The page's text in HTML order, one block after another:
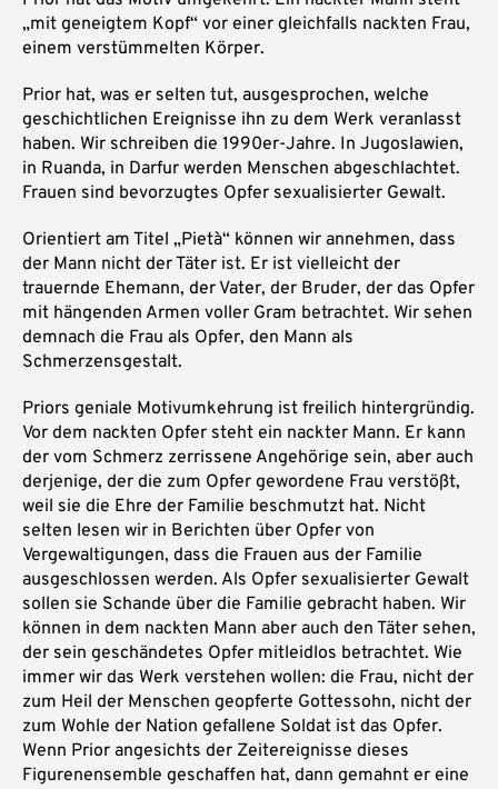
„mit geneigtem Kopf“ vor einer gleichfalls nackten Frau,
einem verstümmelten Körper.
Prior hat, was er selten tut, ausgesprochen, welche
geschichtlichen Ereignisse ihn zu dem Werk veranlasst
haben. Wir schreiben die 1990er-Jahre. In Jugoslawien,
in Ruanda, in Darfur werden Menschen abgeschlachtet.
Frauen sind bevorzugtes Opfer sexualisierter Gewalt.
Orientiert am Titel „Pietà“ können wir annehmen, dass
der Mann nicht der Täter ist. Er ist vielleicht der
trauernde Ehemann, der Vater, der Bruder, der das Opfer
mit hängenden Armen voller Gram betrachtet. Wir sehen
demnach die Frau als Opfer, den Mann als
Schmerzensgestalt.
Priors geniale Motivumkehrung ist freilich hintergründig.
Vor dem nackten Opfer steht ein nackter Mann. Er kann
der vom Schmerz zerrissene Angehörige sein, aber auch
derjenige, der die zum Opfer gewordene Frau verstößt,
weil sie die Ehre der Familie beschmutzt hat. Nicht
selten lesen wir in Berichten über Opfer von
Vergewaltigungen, dass die Frauen aus der Familie
ausgeschlossen werden. Als Opfer sexualisierter Gewalt
sollen sie Schande über die Familie gebracht haben. Wir
können in dem nackten Mann aber auch den Täter sehen,
der sein geschändetes Opfer mitleidlos betrachtet. Wie
immer wir das Werk verstehen wollen: die Frau, nicht der
zum Heil der Menschen geopferte Gottessohn, nicht der
zum Wohle der Nation gefallene Soldat ist das Opfer.
Wenn Prior angesichts der Zeitereignisse dieses
Figurenensemble geschaffen hat, dann gemahnt er eine